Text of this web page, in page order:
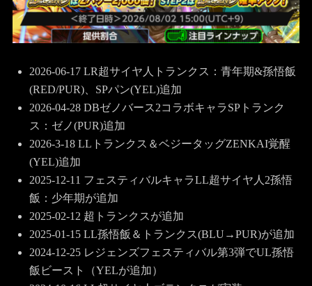
2026-06-17 LR超サイヤ人トランクス：青年期&孫悟飯
(RED/PUR)、SPパン(YEL)追加
2026-04-28 DBゼノバース2コラボキャラSPトランク
ス：ゼノ(PUR)追加
2026-3-18 LLトランクス＆ベジータッグZENKAI覚醒
(YEL)追加
2025-12-11 フェスティバルキャラLL超サイヤ人2孫悟
飯：少年期が追加
2025-02-12 超トランクスが追加
2025-01-15 LL孫悟飯＆トランクス(BLU→PUR)が追加
2024-12-25 レジェンズフェスティバル第3弾でUL孫悟
飯ビースト（YELが追加）